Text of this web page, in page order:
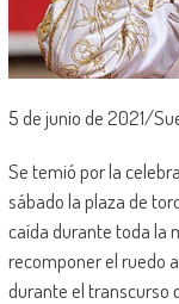
5 de junio de 2021/
Se temió por la
sábado la plaza de
caída durante toda la
recomponer el ruedo
durante el transcurso